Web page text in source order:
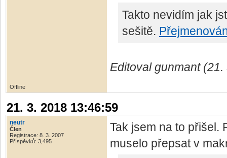
Takto nevidím jak
sešitě.
Editoval gunmant
Offline
21. 3. 2018 13:46:59
neutr
Člen
Registrace: 8. 3. 2007
Příspěvků: 3,495
Tak jsem na to přišel.
muselo přepsat v